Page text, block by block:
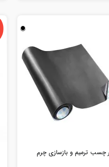
چسب ترمیم و بازسازی چرم